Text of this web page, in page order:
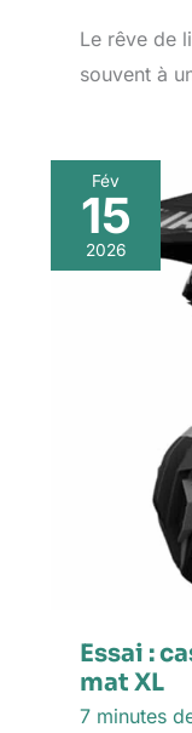
Le rêve de
souvent à
Fév
15
2026
Essai :
mat XL
7 minutes